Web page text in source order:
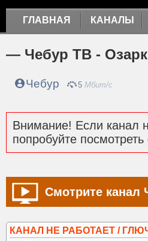
ГЛАВНАЯ КАНАЛЫ
— Чебур ТВ - Озарк
Чебур 5 Мбит/с
Внимание! Если канал
попробуйте посмотреть
Смотрите канал
КАНАЛ НЕ РАБОТАЕТ /